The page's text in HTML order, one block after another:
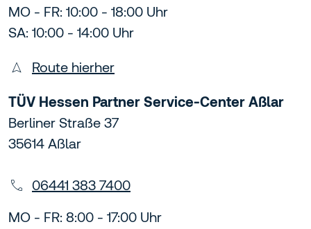
MO - FR: 10:00 - 18:00 Uhr
SA: 10:00 - 14:00 Uhr
Route hierher
TÜV Hessen Partner Service-Center Aßlar
Berliner Straße 37
35614 Aßlar
06441 383 7400
MO - FR: 8:00 - 17:00 Uhr